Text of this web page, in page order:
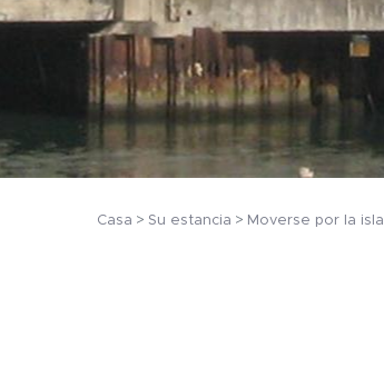
Casa Su estancia Moverse por la isla